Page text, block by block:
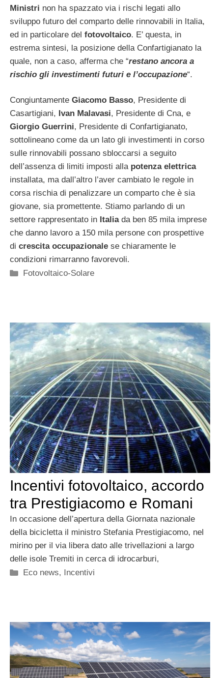
Ministri non ha spazzato via i rischi legati allo
sviluppo futuro del comparto delle rinnovabili in Italia,
ed in particolare del fotovoltaico. E’ questa, in
estrema sintesi, la posizione della Confartigianato la
quale, non a caso, afferma che “restano ancora a
rischio gli investimenti futuri e l’occupazione“.
Congiuntamente Giacomo Basso, Presidente di
Casartigiani, Ivan Malavasi, Presidente di Cna, e
Giorgio Guerrini, Presidente di Confartigianato,
sottolineano come da un lato gli investimenti in corso
sulle rinnovabili possano sbloccarsi a seguito
dell’assenza di limiti imposti alla potenza elettrica
installata, ma dall’altro l’aver cambiato le regole in
corsa rischia di penalizzare un comparto che è sia
giovane, sia promettente. Stiamo parlando di un
settore rappresentato in Italia da ben 85 mila imprese
che danno lavoro a 150 mila persone con prospettive
di crescita occupazionale se chiaramente le
condizioni rimarranno favorevoli.
Categorie
Fotovoltaico-Solare
Incentivi fotovoltaico, accordo
tra Prestigiacomo e Romani
In occasione dell’apertura della Giornata nazionale
della bicicletta il ministro Stefania Prestigiacomo, nel
mirino per il via libera dato alle trivellazioni a largo
delle isole Tremiti in cerca di idrocarburi,
Categorie
Eco news, Incentivi